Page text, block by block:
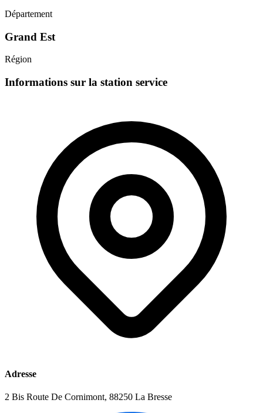
Département
Grand Est
Région
Informations sur la station service
Adresse
2 Bis Route De Cornimont, 88250 La Bresse